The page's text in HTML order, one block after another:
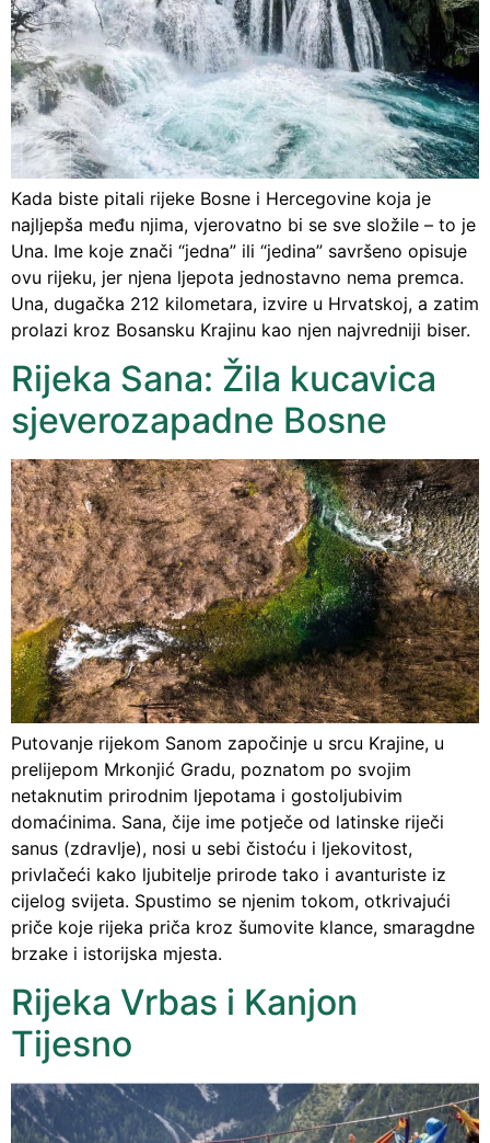
Kada biste pitali rijeke Bosne i Hercegovine koja je
najljepša među njima, vjerovatno bi se sve složile – to je
Una. Ime koje znači “jedna” ili “jedina” savršeno opisuje
ovu rijeku, jer njena ljepota jednostavno nema premca.
Una, dugačka 212 kilometara, izvire u Hrvatskoj, a zatim
prolazi kroz Bosansku Krajinu kao njen najvredniji biser.
Rijeka Sana: Žila kucavica
sjeverozapadne Bosne
Putovanje rijekom Sanom započinje u srcu Krajine, u
prelijepom Mrkonjić Gradu, poznatom po svojim
netaknutim prirodnim ljepotama i gostoljubivim
domaćinima. Sana, čije ime potječe od latinske riječi
sanus (zdravlje), nosi u sebi čistoću i ljekovitost,
privlačeći kako ljubitelje prirode tako i avanturiste iz
cijelog svijeta. Spustimo se njenim tokom, otkrivajući
priče koje rijeka priča kroz šumovite klance, smaragdne
brzake i istorijska mjesta.
Rijeka Vrbas i Kanjon
Tijesno